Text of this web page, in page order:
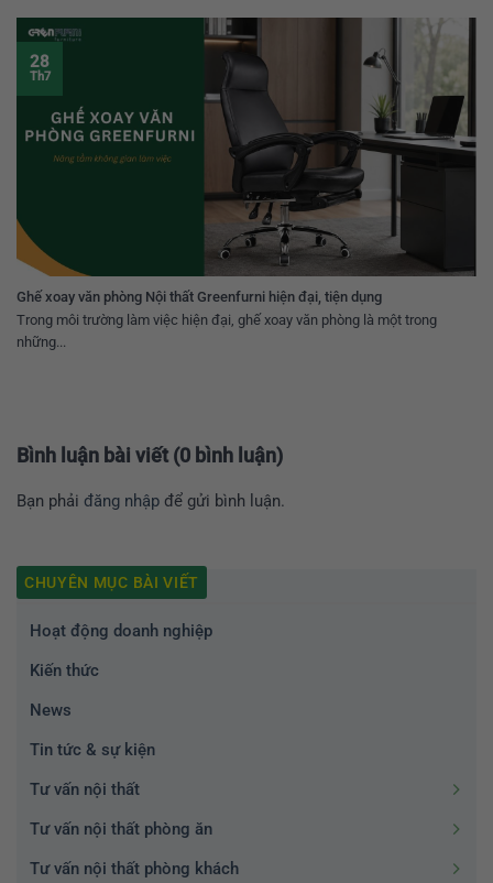
Ghế xoay văn phòng Nội thất Greenfurni hiện đại, tiện dụng
Trong môi trường làm việc hiện đại, ghế xoay văn phòng là một trong
những...
28
Th7
Bình luận bài viết (0 bình luận)
Bạn phải đăng nhập để gửi bình luận.
CHUYÊN MỤC BÀI VIẾT
Hoạt động doanh nghiệp
Kiến thức
News
Tin tức & sự kiện
Tư vấn nội thất
Tư vấn nội thất phòng ăn
Tư vấn nội thất phòng khách